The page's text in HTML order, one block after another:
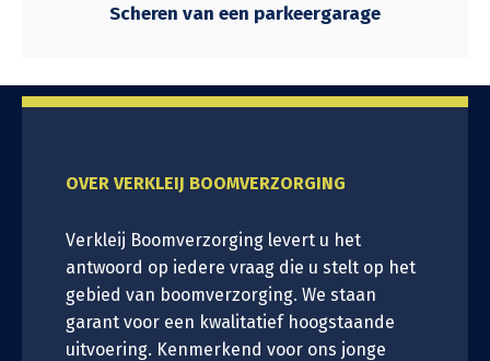
Scheren van een parkeergarage
OVER VERKLEIJ BOOMVERZORGING
Verkleij Boomverzorging levert u het
antwoord op iedere vraag die u stelt op het
gebied van boomverzorging. We staan
garant voor een kwalitatief hoogstaande
uitvoering. Kenmerkend voor ons jonge